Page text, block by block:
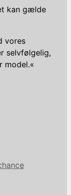
kan gælde
vores
selvfølgelig,
model.«